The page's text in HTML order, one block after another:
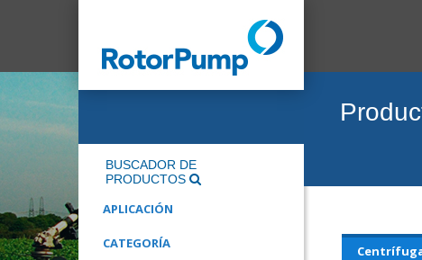
BUSCADOR DE
PRODUCTOS
APLICACIÓN
CATEGORÍA